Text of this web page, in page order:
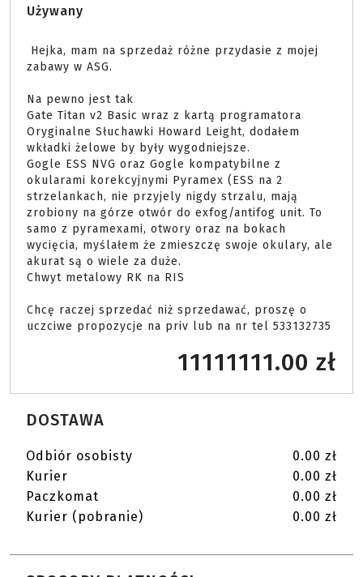
Używany
zabawy w ASG.
Na pewno jest tak
Gate Titan v2 Basic wraz z kartą programatora
Oryginalne Słuchawki Howard Leight, dodałem
wkładki żelowe by były wygodniejsze.
Gogle ESS NVG oraz Gogle kompatybilne z
okularami korekcyjnymi Pyramex (ESS na 2
strzelankach, nie przyjely nigdy strzalu, mają
zrobiony na górze otwór do exfog/antifog unit. To
samo z pyramexami, otwory oraz na bokach
wycięcia, myślałem że zmieszczę swoje okulary, ale
akurat są o wiele za duże.
Chwyt metalowy RK na RIS
Chcę raczej sprzedać niż sprzedawać, proszę o
uczciwe propozycje na priv lub na nr tel 533132735
11111111.00 zł
DOSTAWA
Odbiór osobisty
0.00 zł
Kurier
0.00 zł
Paczkomat
0.00 zł
Kurier (pobranie)
0.00 zł